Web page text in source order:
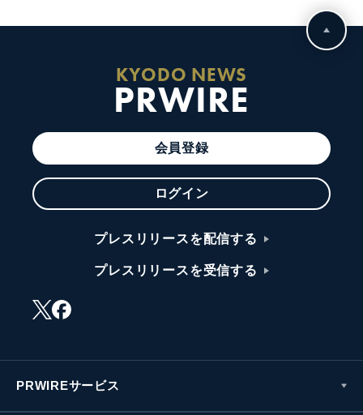
KYODO NEWS
PRWIRE
会員登録
ログイン
プレスリリースを配信する
プレスリリースを受信する
PRWIREサービス